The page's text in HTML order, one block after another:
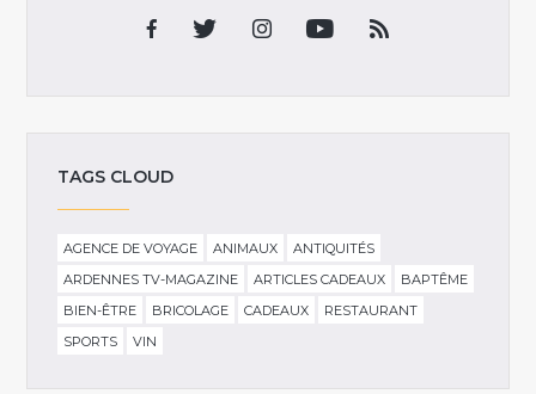
TAGS CLOUD
AGENCE DE VOYAGE ANIMAUX
ANTIQUITÉS
ARDENNES TV-MAGAZINE
ARTICLES CADEAUX
BAPTÊME
BIEN-ÊTRE
BRICOLAGE CADEAUX
RESTAURANT
SPORTS
VIN